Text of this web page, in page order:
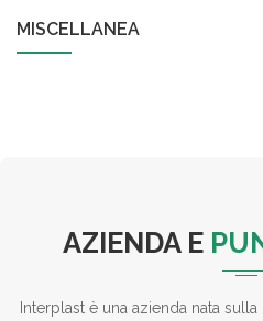
MISCELLANEA
AZIENDA E
Interplast è una azienda nata